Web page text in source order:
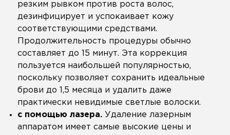
резким рывком против роста волос,
дезинфицирует и успокаивает кожу
соответствующими средствами.
Продолжительность процедуры обычно
составляет до 15 минут. Эта коррекция
пользуется наибольшей популярностью,
поскольку позволяет сохранить идеальные
брови до 1,5 месяца и удалить даже
практически невидимые светлые волоски.
с помощью лазера. Удаление лазерным
аппаратом имеет самые высокие цены и